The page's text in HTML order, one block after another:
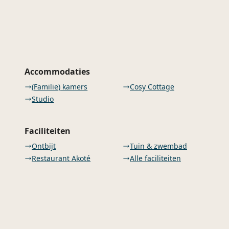
Accommodaties
(Familie) kamers
Studio
Cosy Cottage
Faciliteiten
Ontbijt
Restaurant Akoté
Tuin & zwembad
Alle faciliteiten